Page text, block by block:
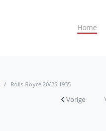
Home
Rolls-Royce 20/25 1935
Vorige